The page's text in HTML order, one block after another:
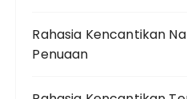
Rahasia Kencantikan
Penuaan